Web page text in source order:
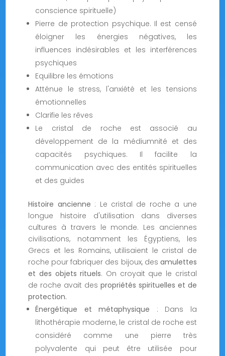
conscience spirituelle)
Pierre de protection psychique. Il est censé
éloigner les énergies négatives, les
influences indésirables et les interférences
psychiques
Equilibre les émotions
Atténue le stress, l'anxiété et les tensions
émotionnelles
Clarifie les rêves
Le cristal de roche est associé au
développement de la médiumnité et des
capacités psychiques. Il facilite la
communication avec des entités spirituelles
et des guides
Histoire ancienne : Le cristal de roche a une
longue histoire d'utilisation dans diverses
cultures à travers le monde. Les anciennes
civilisations, notamment les Égyptiens, les
Grecs et les Romains, utilisaient le cristal de
roche pour fabriquer des bijoux, des amulettes
et des objets rituels. On croyait que le cristal
de roche avait des propriétés spirituelles et de
protection.
Énergétique et métaphysique : Dans la
lithothérapie moderne, le cristal de roche est
considéré comme une pierre très
polyvalente qui peut être utilisée pour